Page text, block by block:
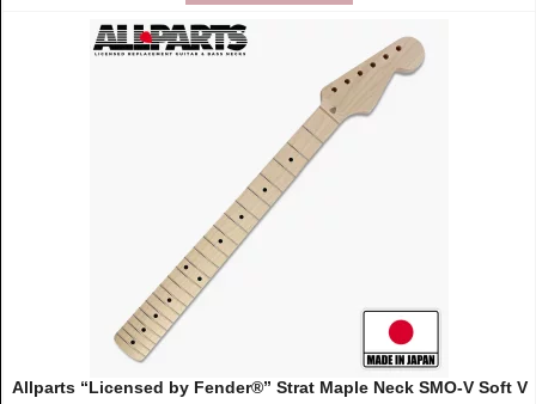
Allparts “Licensed by Fender®” Strat Maple Neck SMO-V Soft V